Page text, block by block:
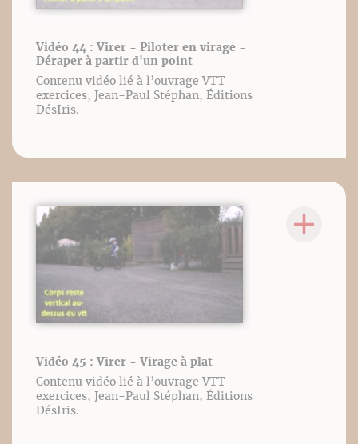
Vidéo 44 : Virer - Piloter en virage -
Déraper à partir d'un point
Contenu vidéo lié à l’ouvrage VTT
exercices, Jean-Paul Stéphan, Éditions
DésIris.
Vidéo 45 : Virer - Virage à plat
Contenu vidéo lié à l’ouvrage VTT
exercices, Jean-Paul Stéphan, Éditions
DésIris.